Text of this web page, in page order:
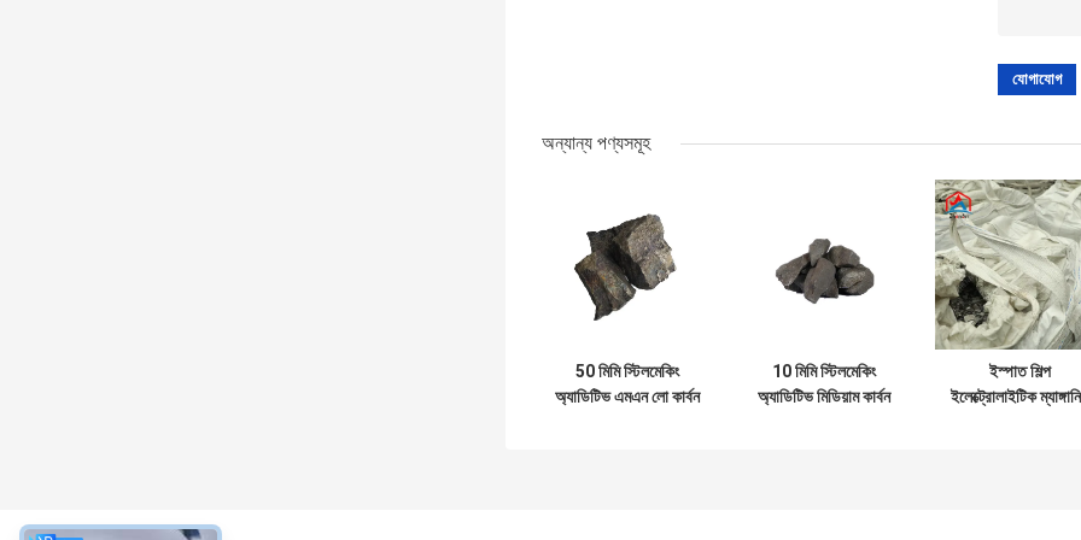
অন্যান্য পণ্যসমূহ
50 মিমি স্টিলমেকিং
অ্যাডিটিভ এমএন লো কার্বন
10 মিমি স্টিলমেকিং
অ্যাডিটিভ মিডিয়াম কার্বন
ইস্পাত শিল্প
ইলেক্ট্রোলাইটিক